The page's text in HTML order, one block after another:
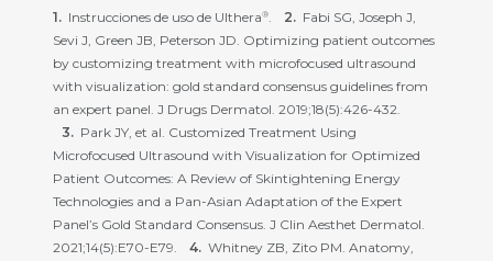
Instrucciones de uso de Ulthera®.
Fabi SG, Joseph J,
Sevi J, Green JB, Peterson JD. Optimizing patient outcomes
by customizing treatment with microfocused ultrasound
with visualization: gold standard consensus guidelines from
an expert panel. J Drugs Dermatol. 2019;18(5):426-432.
Park JY, et al. Customized Treatment Using
Microfocused Ultrasound with Visualization for Optimized
Patient Outcomes: A Review of Skintightening Energy
Technologies and a Pan-Asian Adaptation of the Expert
Panel’s Gold Standard Consensus. J Clin Aesthet Dermatol.
2021;14(5):E70-E79.
Whitney ZB, Zito PM. Anatomy,